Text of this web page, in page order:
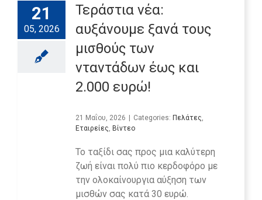
21
05, 2026
Τεράστια νέα:
αυξάνουμε ξανά τους
μισθούς των
νταντάδων έως και
2.000 ευρώ!
21 Μαΐου, 2026 | Categories: Πελάτες
Εταιρείες Βίντεο
Το ταξίδι σας προς μια καλύτερη
ζωή είναι πολύ πιο κερδοφόρο με
την ολοκαίνουργια αύξηση των
μισθών σας κατά 30 ευρώ.